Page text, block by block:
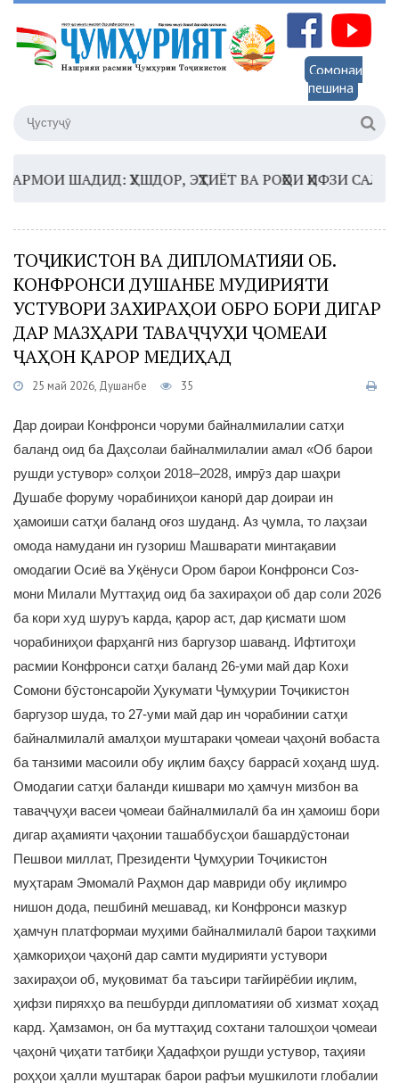
Сомонаи
пешина
ШАДИД: ҲУШДОР, ЭҲТИЁТ ВА РОҲҲОИ ҲИФЗИ
ТОҶИКИСТОН ВА ДИПЛОМАТИЯИ ОБ.
КОНФРОНСИ ДУШАНБЕ МУДИРИЯТИ
УСТУВОРИ ЗАХИРАҲОИ ОБРО БОРИ ДИГАР
ДАР МАЗҲАРИ ТАВАҶҶУҲИ ҶОМЕАИ
ҶАҲОН ҚАРОР МЕДИҲАД
25 май 2026, Душанбе 35
Дар доираи Конфронси чоруми байналмилалии сатҳи
баланд оид ба Даҳсолаи байналмилалии амал «Об барои
рушди устувор» солҳои 2018–2028, имрӯз дар шаҳри
Душабе форуму чорабиниҳои канорӣ дар доираи ин
ҳамоиши сатҳи баланд оғоз шуданд. Аз ҷумла, то лаҳзаи
омода намудани ин гузориш Машварати минтақавии
омодагии Осиё ва Уқёнуси Ором барои Конфронси Соз-
мони Милали Муттаҳид оид ба захираҳои об дар соли 2026
ба кори худ шуруъ карда, қарор аст, дар қисмати шом
чорабиниҳои фарҳангӣ низ баргузор шаванд. Ифтитоҳи
расмии Конфронси сатҳи баланд 26-уми май дар Кохи
Сомони бӯстонсаройи Ҳукумати Ҷумҳурии Тоҷикистон
баргузор шуда, то 27-уми май дар ин чорабинии сатҳи
байналмилалӣ амалҳои муштараки ҷомеаи ҷаҳонӣ вобаста
ба танзими масоили обу иқлим баҳсу баррасӣ хоҳанд шуд.
Омодагии сатҳи баланди кишвари мо ҳамчун мизбон ва
таваҷҷуҳи васеи ҷомеаи байналмилалӣ ба ин ҳамоиш бори
дигар аҳамияти ҷаҳонии ташаббусҳои башардӯстонаи
Пешвои миллат, Президенти Ҷумҳурии Тоҷикистон
муҳтарам Эмомалӣ Раҳмон дар мавриди обу иқлимро
нишон дода, пешбинӣ мешавад, ки Конфронси мазкур
ҳамчун платформаи муҳими байналмилалӣ барои таҳкими
ҳамкориҳои ҷаҳонӣ дар самти мудирияти устувори
захираҳои об, муқовимат ба таъсири тағйирёбии иқлим,
ҳифзи пиряхҳо ва пешбурди дипломатияи об хизмат хоҳад
кард. Ҳамзамон, он ба муттаҳид сохтани талошҳои ҷомеаи
ҷаҳонӣ ҷиҳати татбиқи Ҳадафҳои рушди устувор, таҳияи
роҳҳои ҳалли муштарак барои рафъи мушкилоти глобалии